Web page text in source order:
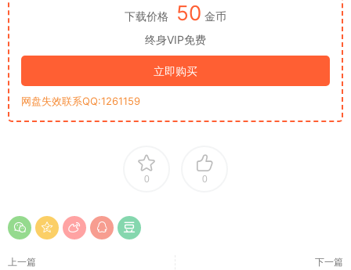
下载价格 50 金币
终身VIP免费
立即购买
网盘失效联系QQ:1261159
0 0
上一篇 下一篇